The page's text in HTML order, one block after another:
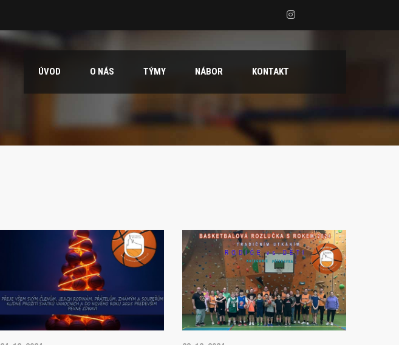
ÚVOD O NÁS TÝMY NÁBOR KONTAKT